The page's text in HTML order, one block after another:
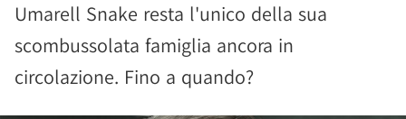
Umarell Snake resta l'unico della sua
scombussolata famiglia ancora in
circolazione. Fino a quando?